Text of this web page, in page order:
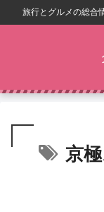
旅行とグルメの総合
京